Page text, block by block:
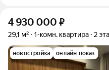
4 930 000 ₽
29,1 м² 1-комн. квартира 2
новостройка онлайн показ